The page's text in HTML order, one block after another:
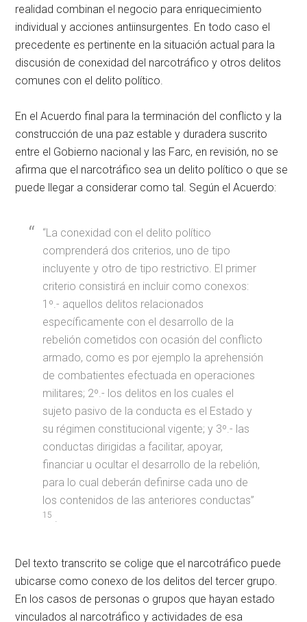
realidad combinan el negocio para enriquecimiento
individual y acciones antiinsurgentes. En todo caso el
precedente es pertinente en la situación actual para la
discusión de conexidad del narcotráfico y otros delitos
comunes con el delito político.
En el Acuerdo final para la terminación del conflicto y la
construcción de una paz estable y duradera suscrito
entre el Gobierno nacional y las Farc, en revisión, no se
afirma que el narcotráfico sea un delito político o que se
puede llegar a considerar como tal. Según el Acuerdo:
“La conexidad con el delito político
comprenderá dos criterios, uno de tipo
incluyente y otro de tipo restrictivo. El primer
criterio consistirá en incluir como conexos:
1º.- aquellos delitos relacionados
específicamente con el desarrollo de la
rebelión cometidos con ocasión del conflicto
armado, como es por ejemplo la aprehensión
de combatientes efectuada en operaciones
militares; 2º.- los delitos en los cuales el
sujeto pasivo de la conducta es el Estado y
su régimen constitucional vigente; y 3º.- las
conductas dirigidas a facilitar, apoyar,
financiar u ocultar el desarrollo de la rebelión,
para lo cual deberán definirse cada uno de
los contenidos de las anteriores conductas”
15 .
Del texto transcrito se colige que el narcotráfico puede
ubicarse como conexo de los delitos del tercer grupo.
En los casos de personas o grupos que hayan estado
vinculados al narcotráfico y actividades de esa